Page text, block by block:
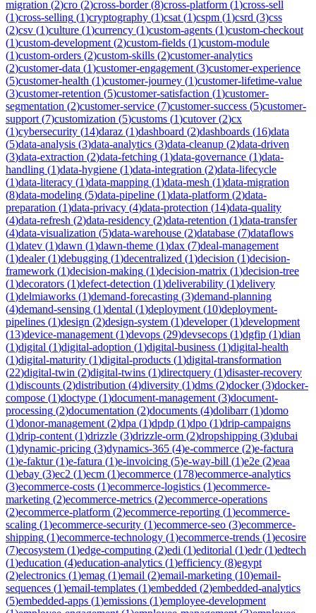
migration (2)cro (2)cross-border(8)cross-platform (1)cross-sell
(1)cross-selling (1)cryptography (1)csat (1)cspm (1)csrd (3)css
(2)csv (1)culture (1)currency (1)custom-agents (1)custom-checkout
(1)custom-development (2)custom-fields (1)custom-module
(1)custom-orders (2)custom-skills (2)customer-analytics
(2)customer-data (1)customer-engagement (3)customer-experience
(5)customer-health (1)customer-journey (1)customer-lifetime-value
(3)customer-retention (5)customer-satisfaction (1)customer-
segmentation (2)customer-service (7)customer-success (5)customer-
support (7)customization (5)customs (1)cutover(2)cx
(1)cybersecurity (14)daraz (1)dashboard (2)dashboards (16)data
(5)data-analysis (3)data-analytics (3)data-cleanup (2)data-driven
(3)data-extraction (2)data-fetching (1)data-governance (1)data-
handling (1)data-hygiene (1)data-integration (2)data-lifecycle
(1)data-literacy (1)data-mapping (1)data-mesh (1)data-migration
(8)data-modeling (5)data-pipeline (1)data-platform (2)data-
preparation (1)data-privacy (4)data-protection (14)data-quality
(4)data-refresh (2)data-residency (2)data-retention (1)data-transfer
(4)data-visualization (5)data-warehouse (2)database (7)dataflows
(1)datev (1)dawn (1)dawn-theme (1)dax (7)deal-management
(1)dealer(1)debugging (1)decentralized (1)decision (1)decision-
framework (1)decision-making (1)decision-matrix (1)decision-tree
(1)decorators (1)defect-detection (1)deliverability (1)delivery
(1)delmiaworks (1)demand-forecasting (3)demand-planning
(4)demand-sensing (1)dental (1)deployment (10)deployment-
pipelines (1)design (2)design-system (1)developer(1)development
(13)device-management (1)devops (29)devsecops (1)dgfip (1)dian
(1)digital (1)digital-adoption (1)digital-business (1)digital-health
(1)digital-maturity (1)digital-products (1)digital-transformation
(22)digital-twin (2)digital-twins (1)directquery (1)disaster-recovery
(1)discounts (2)distribution (4)diversity (1)dms (2)docker(3)docker-
compose (1)doctype (1)document-management (3)document-
processing (2)documentation (2)documents (4)dolibarr(1)domo
(1)donor-management (2)dpa (1)dpdp (1)dpo (1)drip-campaigns
(1)drip-content (1)drizzle (3)drizzle-orm (2)dropshipping (3)dubai
(1)dynamic-pricing (3)dynamics-365 (4)e-commerce (2)e-factura
(1)e-faktur(1)e-fatura (1)e-invoicing (5)e-way-bill (1)e2e (2)eaa
(1)ebay (3)ec2 (1)ecm (1)ecommerce (178)ecommerce-analytics
(3)ecommerce-costs (1)ecommerce-logistics (1)ecommerce-
marketing (2)ecommerce-metrics (2)ecommerce-operations
(2)ecommerce-platform (2)ecommerce-reporting (1)ecommerce-
scaling (1)ecommerce-security (1)ecommerce-seo (3)ecommerce-
shipping (1)ecommerce-technology (1)ecommerce-trends (1)ecosire
(7)ecosystem (1)edge-computing (2)edi (1)editorial (1)edr(1)edtech
(1)education (4)education-analytics (1)efficiency (8)egypt
(2)electronics (1)emag (1)email (2)email-marketing (10)email-
sequences (1)email-templates (1)embedded (2)embedded-analytics
(5)embedded-apps (1)emissions (1)employee-development